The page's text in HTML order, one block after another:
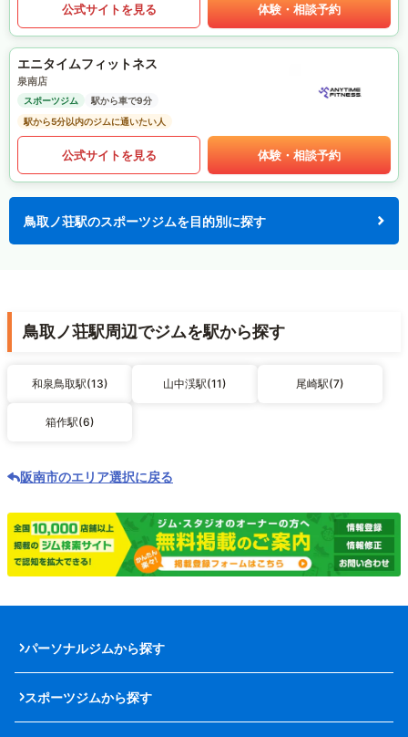
公式サイトを見る 体験・相談予約
エニタイムフィットネス
泉南店
スポーツジム
駅から車で9分
駅から5分以内のジムに通いたい人
公式サイトを見る 体験・相談予約
鳥取ノ荘駅のスポーツジムを目的別に探す
鳥取ノ荘駅周辺でジムを駅から探す
和泉鳥取駅(13) 山中渓駅(11) 尾崎駅(7)
箱作駅(6)
阪南市のエリア選択に戻る
パーソナルジムから探す
スポーツジムから探す